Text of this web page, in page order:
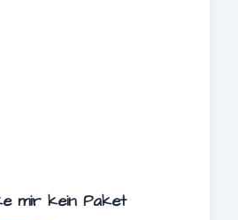
mir kein Paket